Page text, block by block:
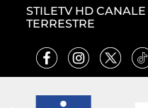
STILETV HD
TERRESTRE